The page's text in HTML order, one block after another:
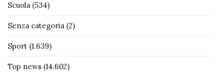
Scuola (534)
Senza categoria (2)
Sport (1.639)
Top news (14.602)